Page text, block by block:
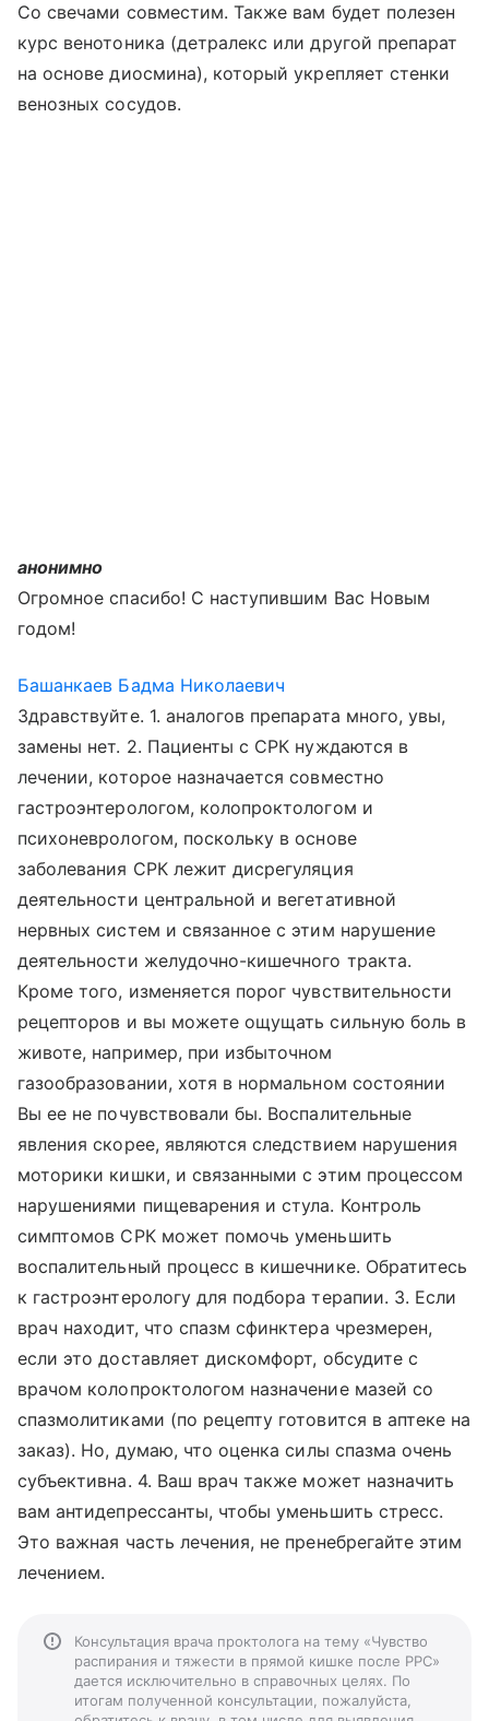
Со свечами совместим. Также вам будет полезен
курс венотоника (детралекс или другой препарат
на основе диосмина), который укрепляет стенки
венозных сосудов.
анонимно
Огромное спасибо! С наступившим Вас Новым
годом!
Башанкаев Бадма Николаевич
Здравствуйте. 1. аналогов препарата много, увы,
замены нет. 2. Пациенты с СРК нуждаются в
лечении, которое назначается совместно
гастроэнтерологом, колопроктологом и
психоневрологом, поскольку в основе
заболевания СРК лежит дисрегуляция
деятельности центральной и вегетативной
нервных систем и связанное с этим нарушение
деятельности желудочно-кишечного тракта.
Кроме того, изменяется порог чувствительности
рецепторов и вы можете ощущать сильную боль в
животе, например, при избыточном
газообразовании, хотя в нормальном состоянии
Вы ее не почувствовали бы. Воспалительные
явления скорее, являются следствием нарушения
моторики кишки, и связанными с этим процессом
нарушениями пищеварения и стула. Контроль
симптомов СРК может помочь уменьшить
воспалительный процесс в кишечнике. Обратитесь
к гастроэнтерологу для подбора терапии. 3. Если
врач находит, что спазм сфинктера чрезмерен,
если это доставляет дискомфорт, обсудите с
врачом колопроктологом назначение мазей со
спазмолитиками (по рецепту готовится в аптеке на
заказ). Но, думаю, что оценка силы спазма очень
субъективна. 4. Ваш врач также может назначить
вам антидепрессанты, чтобы уменьшить стресс.
Это важная часть лечения, не пренебрегайте этим
лечением.
Консультация врача проктолога на тему «Чувство
распирания и тяжести в прямой кишке после РРС»
дается исключительно в справочных целях. По
итогам полученной консультации, пожалуйста,